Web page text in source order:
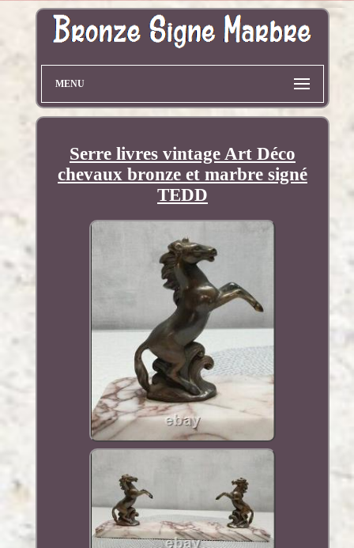
MENU
Serre livres vintage Art Déco
chevaux bronze et marbre signé
TEDD